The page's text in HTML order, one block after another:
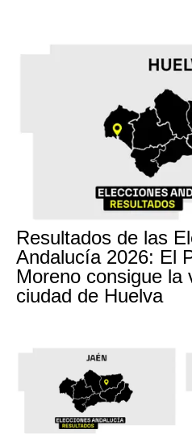
Resultados de las
Andalucía 2026: El
Moreno consigue la
ciudad de Huelva